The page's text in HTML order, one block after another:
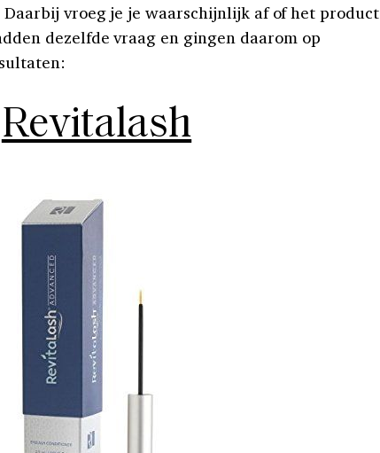
vroeg je je waarschijnlijk af of het product
dezelfde vraag en gingen daarom op
Revitalash